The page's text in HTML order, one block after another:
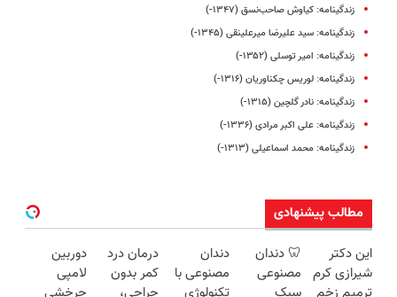
زندگینامه: کیاوش صاحب‌نسق (۱۳۴۷-)
زندگینامه: سید علیرضا میرعلینقی (۱۳۴۵-)
زندگینامه: امیر توسلی (۱۳۵۲-)
زندگینامه: لوریس چکناوریان (۱۳۱۶-)
زندگینامه: نادر گلچین (۱۳۱۵-)
زندگینامه: علی اکبر مرادی (۱۳۳۶-)
زندگینامه‌‌‌‌‌‌: محمد اسماعیلی (۱۳۱۳-)
مطالب پیشنهادی
این دکتر
شیرازی کرم
🦷 دندان
مصنوعی
دندان
مصنوعی با
درمان درد
کمر بدون
دوربین
لامپی